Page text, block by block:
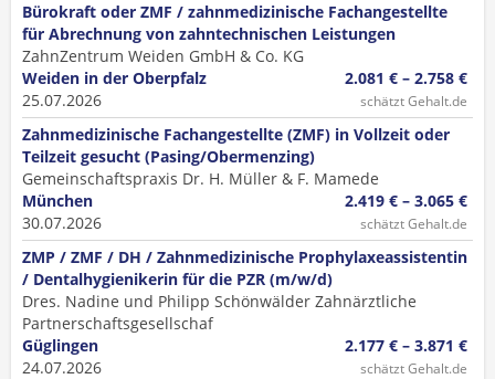
Bürokraft oder ZMF / zahnmedizinische Fachangestellte
für Abrechnung von zahntechnischen Leistungen
ZahnZentrum Weiden GmbH & Co. KG
Weiden in der Oberpfalz
25.07.2026
2.081 € – 2.758 €
schätzt Gehalt.de
Zahnmedizinische Fachangestellte (ZMF) in Vollzeit oder
Teilzeit gesucht (Pasing/Obermenzing)
Gemeinschaftspraxis Dr. H. Müller & F. Mamede
München
30.07.2026
2.419 € – 3.065 €
schätzt Gehalt.de
ZMP / ZMF / DH / Zahnmedizinische Prophylaxeassistentin
/ Dentalhygienikerin für die PZR (m/w/d)
Dres. Nadine und Philipp Schönwälder Zahnärztliche
Partnerschaftsgesellschaf
Güglingen
24.07.2026
2.177 € – 3.871 €
schätzt Gehalt.de